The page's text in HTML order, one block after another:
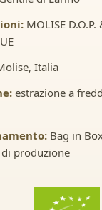
MOLISE
Italia
estrazione a
Bag in
produzione